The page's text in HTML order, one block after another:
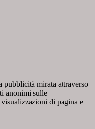
pubblicità mirata attraverso
anonimi sulle
di pagina e